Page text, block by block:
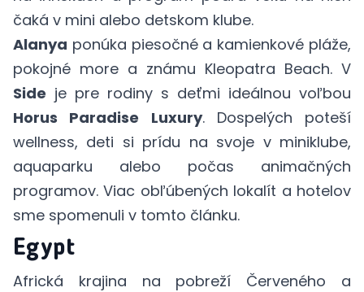
čaká v mini alebo detskom klube.
Alanya ponúka piesočné a kamienkové pláže,
pokojné more a známu Kleopatra Beach. V
Side je pre rodiny s deťmi ideálnou voľbou
Horus Paradise Luxury. Dospelých poteší
wellness, deti si prídu na svoje v miniklube,
aquaparku alebo počas animačných
programov. Viac obľúbených lokalít a hotelov
sme spomenuli v tomto článku.
Egypt
Africká krajina na pobreží Červeného a